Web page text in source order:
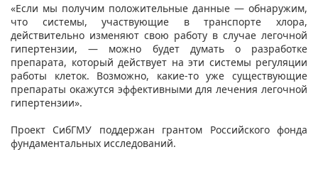
«Если мы получим положительные данные — обнаружим,
что системы, участвующие в транспорте хлора,
действительно изменяют свою работу в случае легочной
гипертензии, — можно будет думать о разработке
препарата, который действует на эти системы регуляции
работы клеток. Возможно, какие-то уже существующие
препараты окажутся эффективными для лечения легочной
гипертензии».
Проект СибГМУ поддержан грантом Российского фонда
фундаментальных исследований.